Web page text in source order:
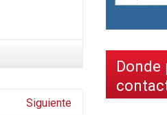
Siguiente
Donde